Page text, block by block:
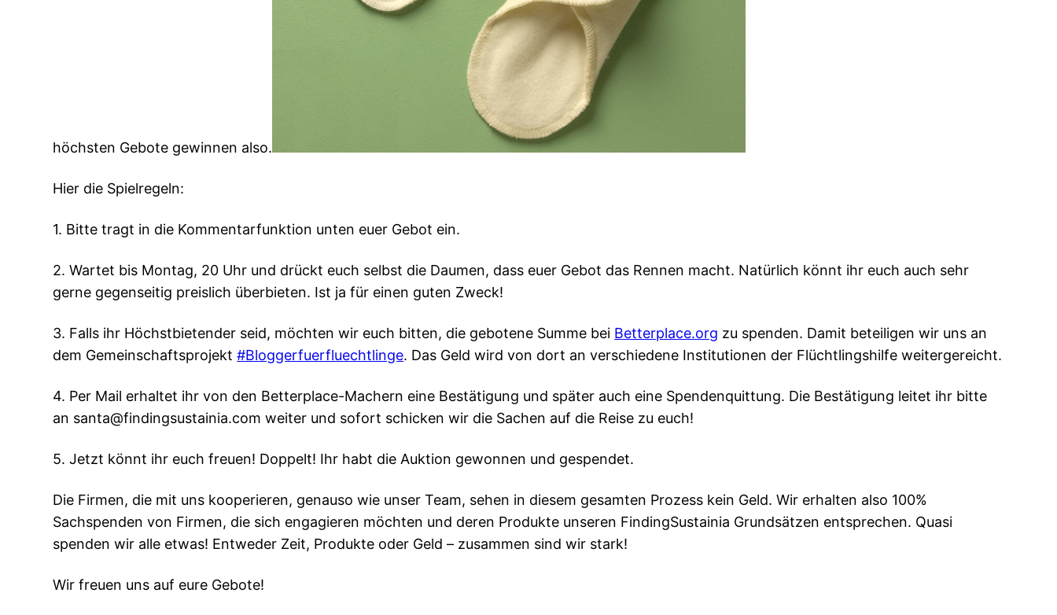
höchsten Gebote gewinnen also.
Hier die Spielregeln:
1. Bitte tragt in die Kommentarfunktion unten euer Gebot ein.
2. Wartet bis Montag, 20 Uhr und drückt euch selbst die Daumen, dass euer Gebot das Rennen macht. Natürlich könnt ihr euch auch sehr
gerne gegenseitig preislich überbieten. Ist ja für einen guten Zweck!
3. Falls ihr Höchstbietender seid, möchten wir euch bitten, die gebotene Summe bei Betterplace.org zu spenden. Damit beteiligen wir uns an
dem Gemeinschaftsprojekt#Bloggerfuerfluechtlinge. Das Geld wird von dort an verschiedene Institutionen der Flüchtlingshilfe weitergereicht.
4. Per Mail erhaltet ihr von den Betterplace-Machern eine Bestätigung und später auch eine Spendenquittung. Die Bestätigung leitet ihr bitte
an santa@findingsustainia.com weiter und sofort schicken wir die Sachen auf die Reise zu euch!
5. Jetzt könnt ihr euch freuen! Doppelt! Ihr habt die Auktion gewonnen und gespendet.
Die Firmen, die mit uns kooperieren, genauso wie unser Team, sehen in diesem gesamten Prozess kein Geld. Wir erhalten also 100%
Sachspenden von Firmen, die sich engagieren möchten und deren Produkte unseren FindingSustainia Grundsätzen entsprechen. Quasi
spenden wir alle etwas! Entweder Zeit, Produkte oder Geld – zusammen sind wir stark!
Wir freuen uns auf eure Gebote!